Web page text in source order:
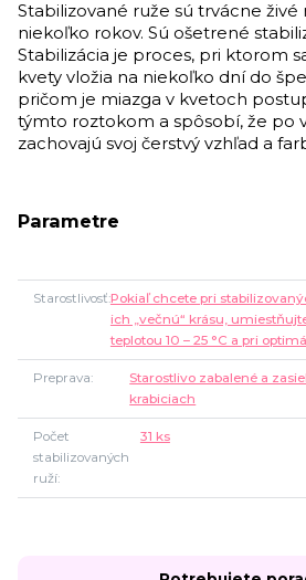
Stabilizované ruže sú trvácne živé
niekoľko rokov. Sú ošetrené
Stabilizácia je proces, pri ktorom
kvety vložia na niekoľko dní do
pričom je miazga v kvetoch
týmto roztokom a spôsobí, že po
zachovajú svoj čerstvý vzhľad a
Parametre
StarostlivosťPokiaľ chcete pri
ich „večnú“ krásu,
teplotou 10 – 25 °C a pri
Preprava
Starostlivo zabalené a
krabiciach
Počet
stabilizovaných
ruží
31 ks